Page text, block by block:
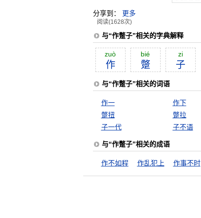
分享到： 更多
阅读(1628次)
与“作蹩子”相关的字典解释
zuò
作
bié
蹩
zi
子
与“作蹩子”相关的词语
作一 作下
蹩扭
蹩拉
子一代
子不语
与“作蹩子”相关的成语
作不如程 作乱犯上 作事不时